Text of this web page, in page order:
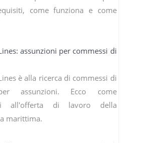
come funziona e come
assunzioni per commessi di
è alla ricerca di commessi di
assunzioni. Ecco come
all'offerta di lavoro della
marittima.